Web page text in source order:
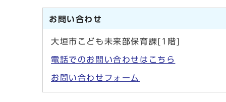
お問い合わせ
大垣市こども未来部保育課[1階]
電話でのお問い合わせはこちら
お問い合わせフォーム